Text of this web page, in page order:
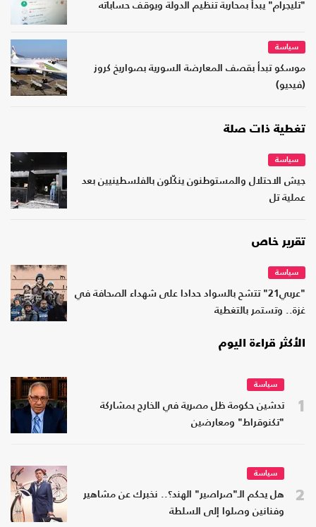
"تليجرام" يبدأ بمحاربة تنظيم الدولة ويوقف حساباته
سياسة
موسكو تبدأ بقصف المعارضة السورية بصواريخ كروز
(فيديو)
تغطية ذات صلة
سياسة
جيش الاحتلال والمستوطنون ينكّلون بالفلسطينيين بعد
عملية تل
تقرير خاص
سياسة
"عربي21" تتشح بالسواد حدادا على شهداء الصحافة في
غزة.. وتستمر بالتغطية
الأكثر قراءة اليوم
1
سياسة
تدشين حكومة ظل مصرية في الخارج بمشاركة
"تكنوقراط" ومعارضين
2
سياسة
هل يحكم الـ"صراصير" الهند؟.. نخبرك عن مشاهير
وفنانين وصلوا إلى السلطة